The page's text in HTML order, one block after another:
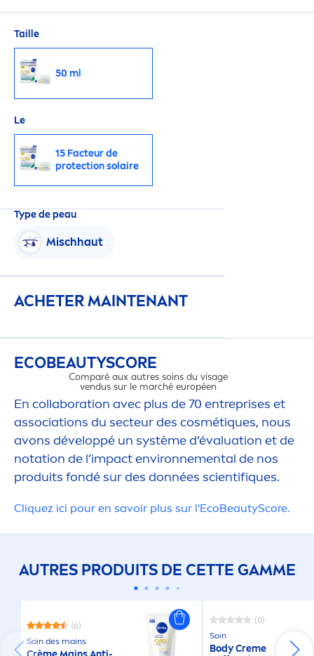
Taille
50 ml
Le
15 Facteur de
protection solaire
Type de peau
Mischhaut
ACHETER MAINTENANT
ECOBEAUTYSCORE
IMPACT
Comparé aux autres soins du visage
vendus sur le marché européen
En collaboration avec plus de 70 entreprises et
associations du secteur des cosmétiques, nous
avons développé un système d’évaluation et de
notation de l’impact environnemental de nos
produits fondé sur des données scientifiques.​
Cliquez ici pour en savoir plus sur l'EcoBeautyScore.
AUTRES PRODUITS DE CETTE GAMME
(6)
Soin des mains
(0)
Soin
BodyCreme